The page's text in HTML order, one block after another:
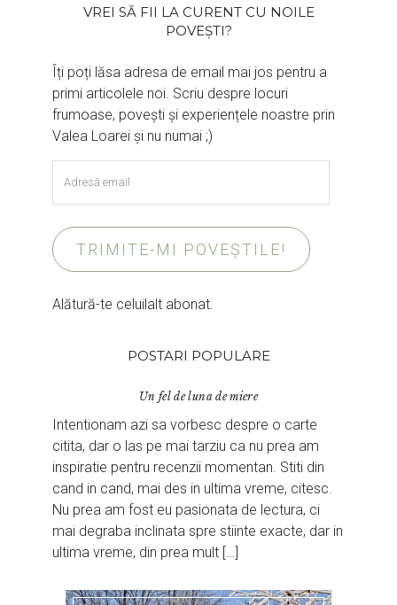
VREI SĂ FII LA CURENT CU NOILE
POVEȘTI?
Îți poți lăsa adresa de email mai jos pentru a
primi articolele noi. Scriu despre locuri
frumoase, povești și experiențele noastre prin
Valea Loarei și nu numai ;)
email
TRIMITE-MI POVEȘTILE!
Alătură-te celuilalt abonat.
POSTARI POPULARE
Un fel de luna de miere
Intentionam azi sa vorbesc despre o carte
citita, dar o las pe mai tarziu ca nu prea am
inspiratie pentru recenzii momentan. Stiti din
cand in cand, mai des in ultima vreme, citesc.
Nu prea am fost eu pasionata de lectura, ci
mai degraba inclinata spre stiinte exacte, dar in
ultima vreme, din prea mult […]